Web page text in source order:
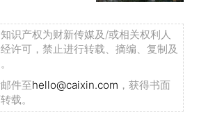
识产权为财新传媒及/或相关权利人
许可，禁止进行转载、摘编、复制及
件至hello@caixin.com ，获得书面
载。